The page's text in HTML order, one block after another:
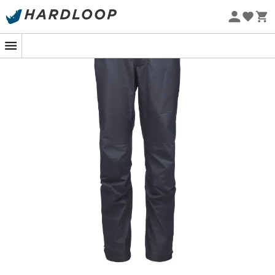
-5% Extra - Code Summer5
Wenn sich die Wolken bedrohlich zusammenziehen und
der Regen unausweichlich scheint, wird die
von Black Diamond
Verbündeter. Für diejenigen, die sich von launischem
Wetter nicht abschrecken lassen, ist diese
ein wahrer Schutzschild gegen die
Elemente, perfekt für Wanderungen unter einem